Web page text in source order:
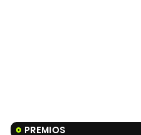
PREMIOS